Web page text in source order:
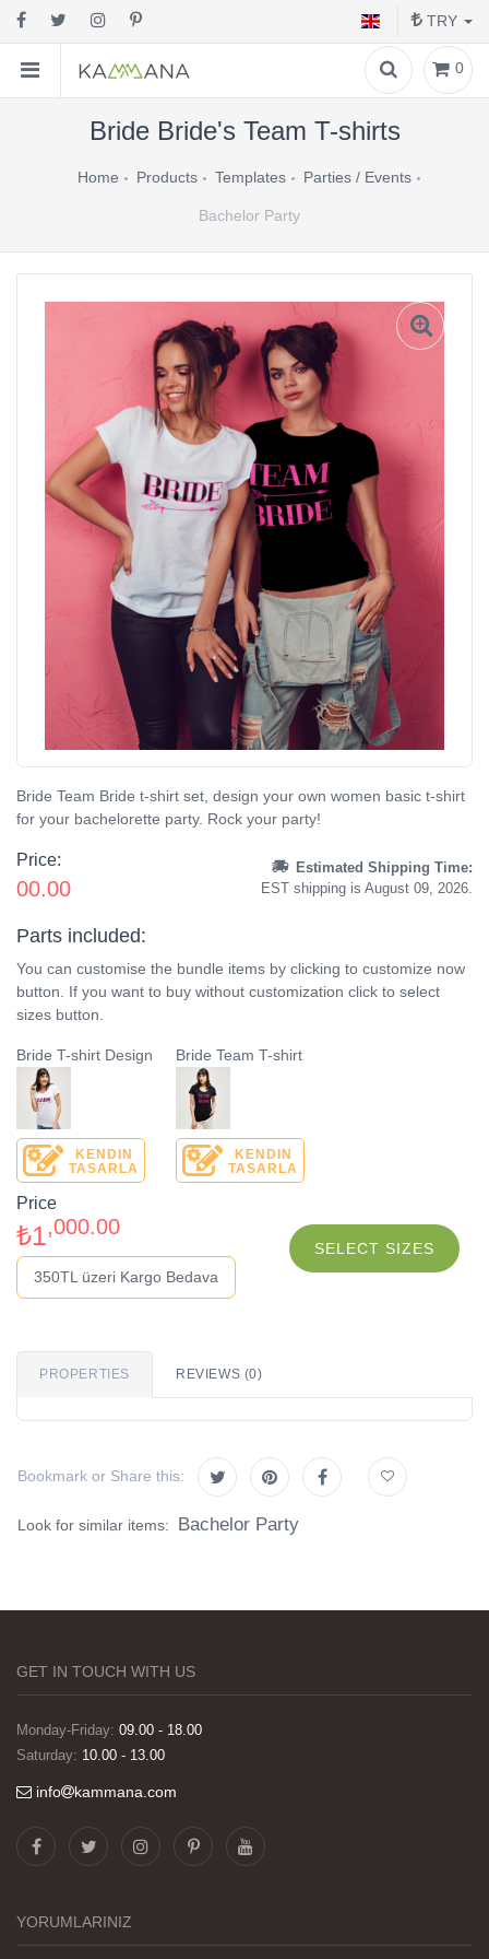
TRY
0
Bride Bride's Team T-shirts
Home Products Templates Parties / Events
Bachelor Party
Bride Team Bride t-shirt set, design your own women basic t-shirt
for your bachelorette party. Rock your party!
Price:
00.00
Estimated Shipping Time:
EST shipping is August 09, 2026.
Parts included:
You can customise the bundle items by clicking to customize now
button. If you want to buy without customization click to select
sizes button.
Bride T-shirt Design
KENDIN
TASARLA
Bride Team T-shirt
KENDIN
TASARLA
Price
₺1,000.00
SELECT SIZES
350TL üzeri Kargo Bedava
PROPERTIES REVIEWS (0)
Bookmark or Share this:
Look for similar items: Bachelor Party
GET IN TOUCH WITH US
Monday-Friday: 09.00 - 18.00
Saturday: 10.00 - 13.00
info kammana.com
YORUMLARINIZ
Görselleri ve baskı kalitesi harika. Övünç Bey'in
tüm süreçteki desteği ile siparislerim kısa
günü hediyesi oldu. Kammana ailesine tüm
emekleri icin sonsuz teşekkürler.